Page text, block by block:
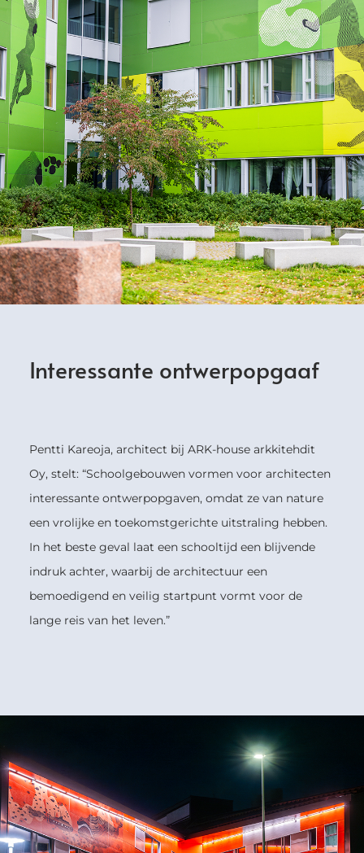
Interessante ontwerpopgaaf
Pentti Kareoja, architect bij ARK-house arkkitehdit
Oy, stelt: “Schoolgebouwen vormen voor architecten
interessante ontwerpopgaven, omdat ze van nature
een vrolijke en toekomstgerichte uitstraling hebben.
In het beste geval laat een schooltijd een blijvende
indruk achter, waarbij de architectuur een
bemoedigend en veilig startpunt vormt voor de
lange reis van het leven.”